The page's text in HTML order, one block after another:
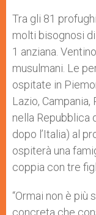
Tra gli 81
molti bisognosi
1 anziana.
musulmani. Le
ospitate in
Lazio,
nella Repubblica
dopo l’Italia) al
ospiterà una
coppia con tre
“Ormai non è più
concreta che